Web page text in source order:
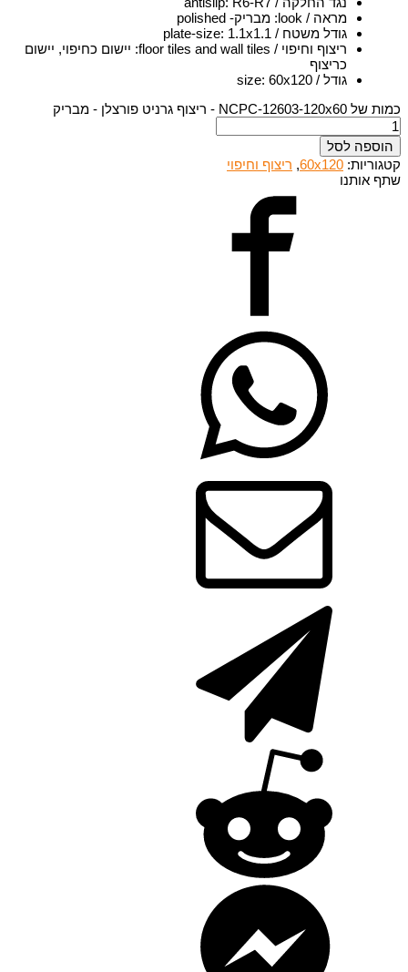
מראה / look
: מבריק- polished
גודל משטח / plate-size
: 1.1x1.1
ריצוף וחיפוי / floor tiles and wall tiles
: יישום כחיפוי, יישום
כריצוף
גודל / size
:60x120
כמות של NCPC-12603-120x60 - ריצוף גרניט פורצלן - מבריק
הוספה לסל
קטגוריות: 60x120
, ריצוף וחיפוי
שתף אותנו